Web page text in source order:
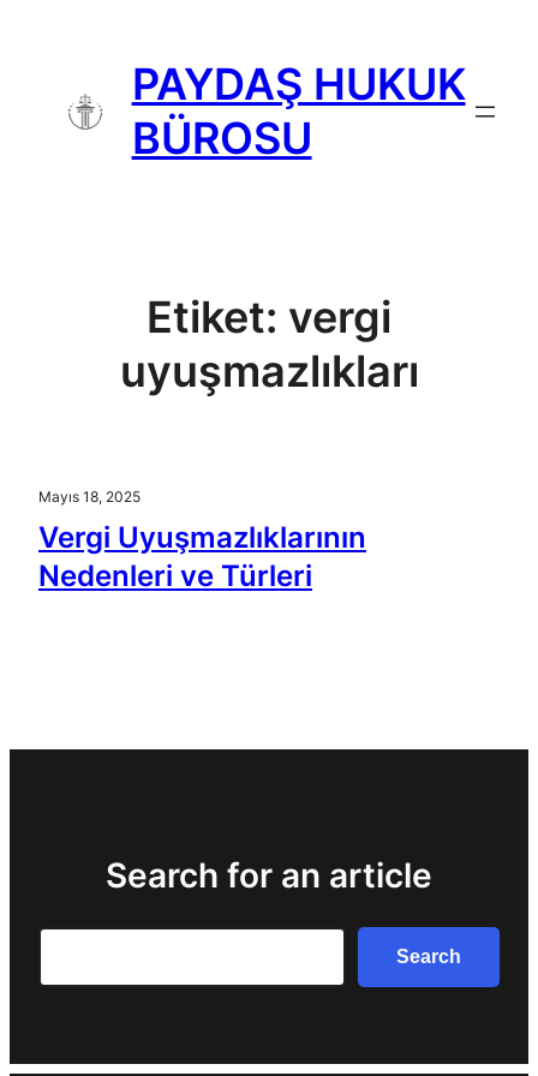
PAYDAŞ HUKUK
BÜROSU
Etiket: vergi
uyuşmazlıkları
Mayıs 18, 2025
Vergi Uyuşmazlıklarının
Nedenleri ve Türleri
Search for an article
Search